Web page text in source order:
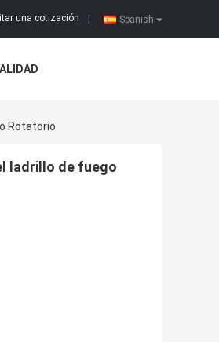
Spanish
una cotización
Rotatorio
ladrillo de fuego